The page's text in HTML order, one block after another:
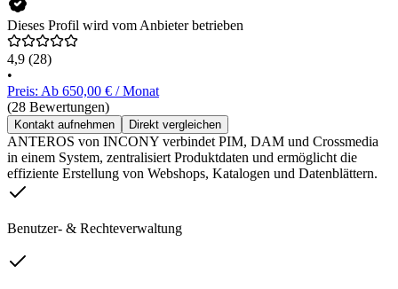
Dieses Profil wird vom Anbieter betrieben
4,9 (28)
•
Preis: Ab 650,00 € / Monat
(28 Bewertungen)
Kontakt aufnehmen Direkt vergleichen
ANTEROS von INCONY verbindet PIM, DAM und Crossmedia
in einem System, zentralisiert Produktdaten und ermöglicht die
effiziente Erstellung von Webshops, Katalogen und Datenblättern.
Benutzer- & Rechteverwaltung